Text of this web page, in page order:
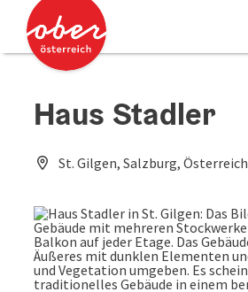
Zum Inhalt
Zum Seitenanfang
Haus Stadler
St. Gilgen, Salzburg, Österreich